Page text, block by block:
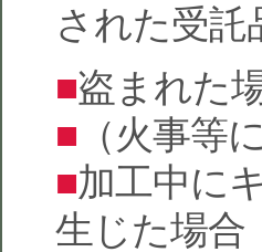
された受託
■盗まれた
■ （火事等
■加工中に
生じた場合